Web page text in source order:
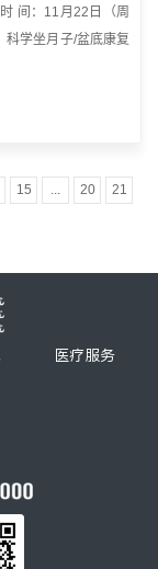
间：11月22日（周
科学坐月子/盆底康复
15 20 21
医疗服务